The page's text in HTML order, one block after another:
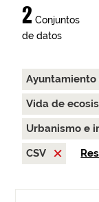
2 Conjuntos
de datos
Ayuntamiento
Vida de
Urbanismo e
CSV